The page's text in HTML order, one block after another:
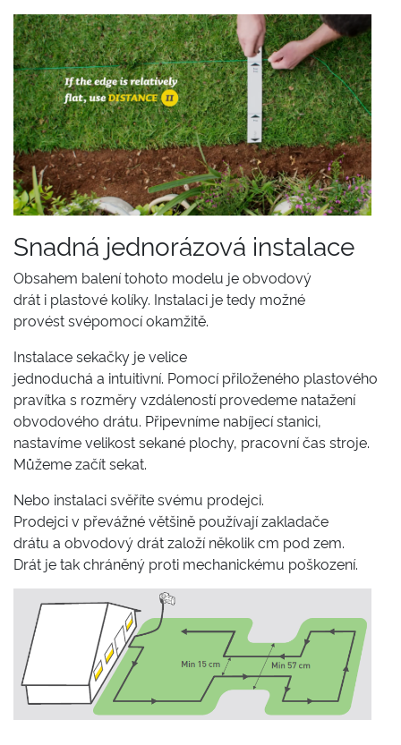
Snadná jednorázová instalace
Obsahem balení tohoto modelu je obvodový
drát i plastové kolíky. Instalaci je tedy možné
provést svépomocí okamžitě.
Instalace sekačky je velice
jednoduchá a intuitivní. Pomocí přiloženého plastového
pravítka s rozměry vzdáleností provedeme natažení
obvodového drátu. Připevníme nabíjecí stanici,
nastavíme velikost sekané plochy, pracovní čas stroje.
Můžeme začít sekat.
Nebo instalaci svěříte svému prodejci.
Prodejci v převážné většině používají zakladače
drátu a obvodový drát založí několik cm pod zem.
Drát je tak chráněný proti mechanickému poškození.